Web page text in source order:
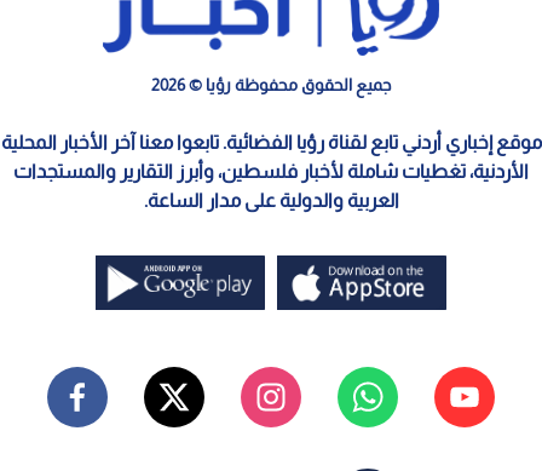
جميع الحقوق محفوظة رؤيا © 2026
موقع إخباري أردني تابع لقناة رؤيا الفضائية. تابعوا معنا آخر الأخبار المحلية
الأردنية، تغطيات شاملة لأخبار فلسطين، وأبرز التقارير والمستجدات
العربية والدولية على مدار الساعة.